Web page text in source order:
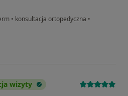
• konsultacja ortopedyczna •
wizyty